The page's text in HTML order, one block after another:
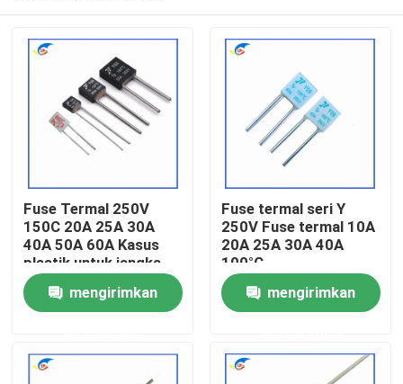
Rumah
Fuse Termal 250V
150C 20A 25A 30A
40A 50A 60A Kasus
plastik untuk jangka
panjang
mengirimkan
Fuse termal seri Y
250V Fuse termal 10A
20A 25A 30A 40A
100°C
mengirimkan